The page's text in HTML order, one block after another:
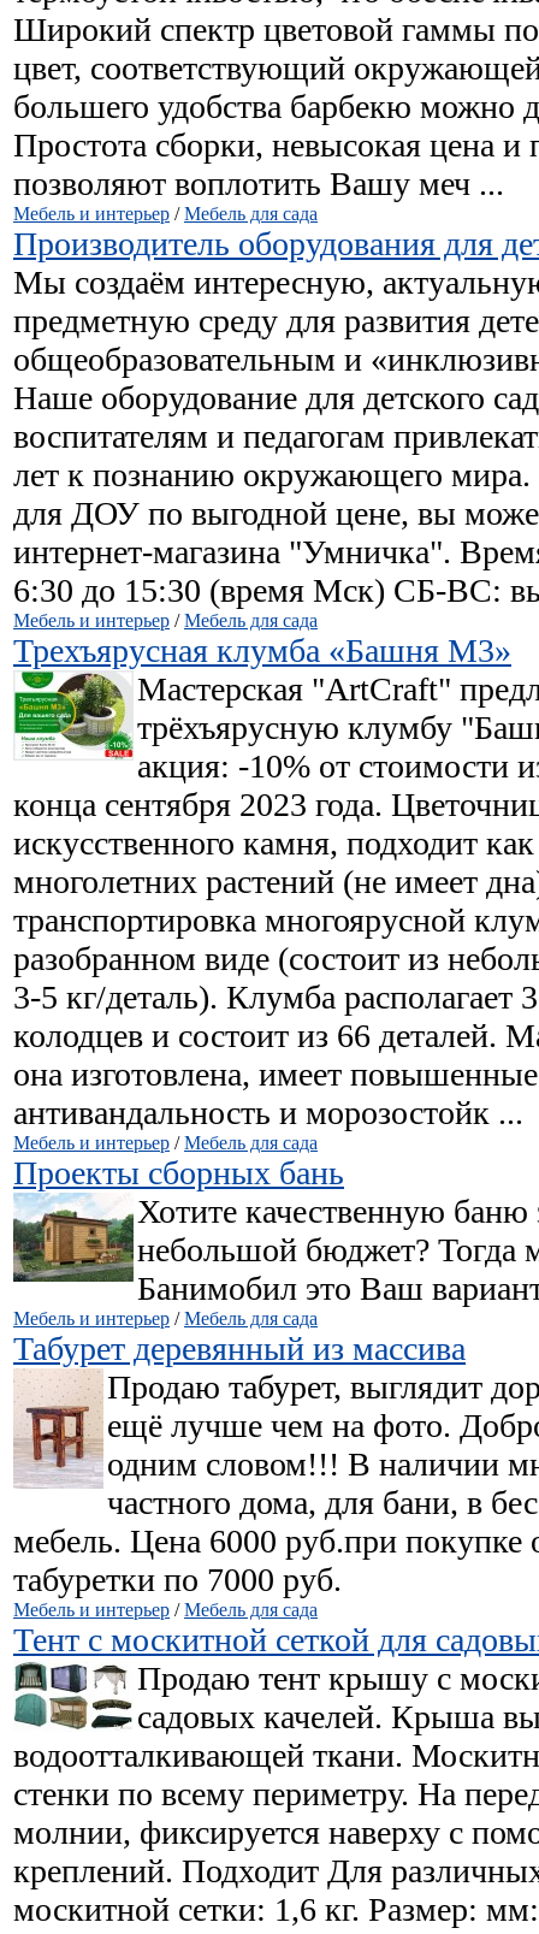
Широкий спектр цветовой гаммы
цвет, соответствующий
большего удобства барбекю можно
Простота сборки, невысокая цена и
позволяют воплотить Вашу меч ...
Мебель и интерьер /Мебель для сада
Производитель оборудования для
Мы создаём интересную,
предметную среду для развития
общеобразовательным и
Наше оборудование для детского
воспитателям и педагогам
лет к познанию окружающего мира.
для ДОУ по выгодной цене, вы
интернет-магазина "Умничка".
6:30 до 15:30 (время Мск) СБ-ВС:
Мебель и интерьер /Мебель для сада
Трехъярусная клумба «Башня М3»
Мастерская "ArtCraft"
трёхъярусную клумбу
акция: -10% от стоимости
конца сентября 2023 года.
искусственного камня, подходит
многолетних растений (не имеет
транспортировка многоярусной
разобранном виде (состоит из
3-5 кг/деталь). Клумба располагает
колодцев и состоит из 66 деталей.
она изготовлена, имеет
антивандальность и морозостойк ...
Мебель и интерьер /Мебель для сада
Проекты сборных бань
Хотите качественную баню
небольшой бюджет? Тогда
Банимобил это Ваш
Мебель и интерьер /Мебель для сада
Табурет деревянный из массива
Продаю табурет, выглядит
ещё лучше чем на фото.
одним словом!!! В наличии
частного дома, для бани, в
мебель. Цена 6000 руб.при
табуретки по 7000 руб.
Мебель и интерьер /Мебель для сада
Тент с москитной сеткой для
Продаю тент крышу с
садовых качелей. Крыша
водоотталкивающей ткани.
стенки по всему периметру. На
молнии, фиксируется наверху с
креплений. Подходит Для
москитной сетки: 1,6 кг. Размер: